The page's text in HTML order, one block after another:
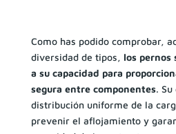
Como has podido comprobar,
diversidad de tipos, los pernos
a su capacidad para
segura entre componentes. Su
distribución uniforme de la
prevenir el aflojamiento y